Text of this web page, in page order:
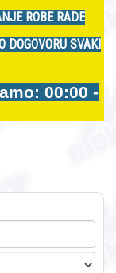
ROBE RADE
SVAKI
00:00 -